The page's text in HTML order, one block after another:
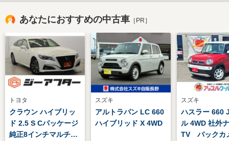
あなたにおすすめの中古車 ［PR］
トヨタ
クラウン ハイブリッ
ド 2.5 S Cパッケージ
純正8インチマルチナ
スズキ
アルトラパン LC 660
ハイブリッド X 4WD
スズキ
ハスラー 660
ル 4WD 社
TV バック